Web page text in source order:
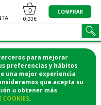
para mejorar
preferencias y hábitos
una mejor experiencia
que acepta su
u obtener más
COOKIES.
0
0,00€
COMPRAR
EN LA